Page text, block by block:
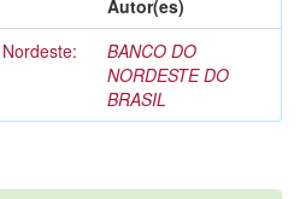
Autor(es)
BANCO DO
NORDESTE DO
BRASIL